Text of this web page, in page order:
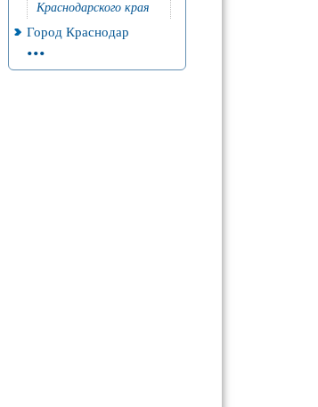
Краснодарского края
Город Краснодар
...